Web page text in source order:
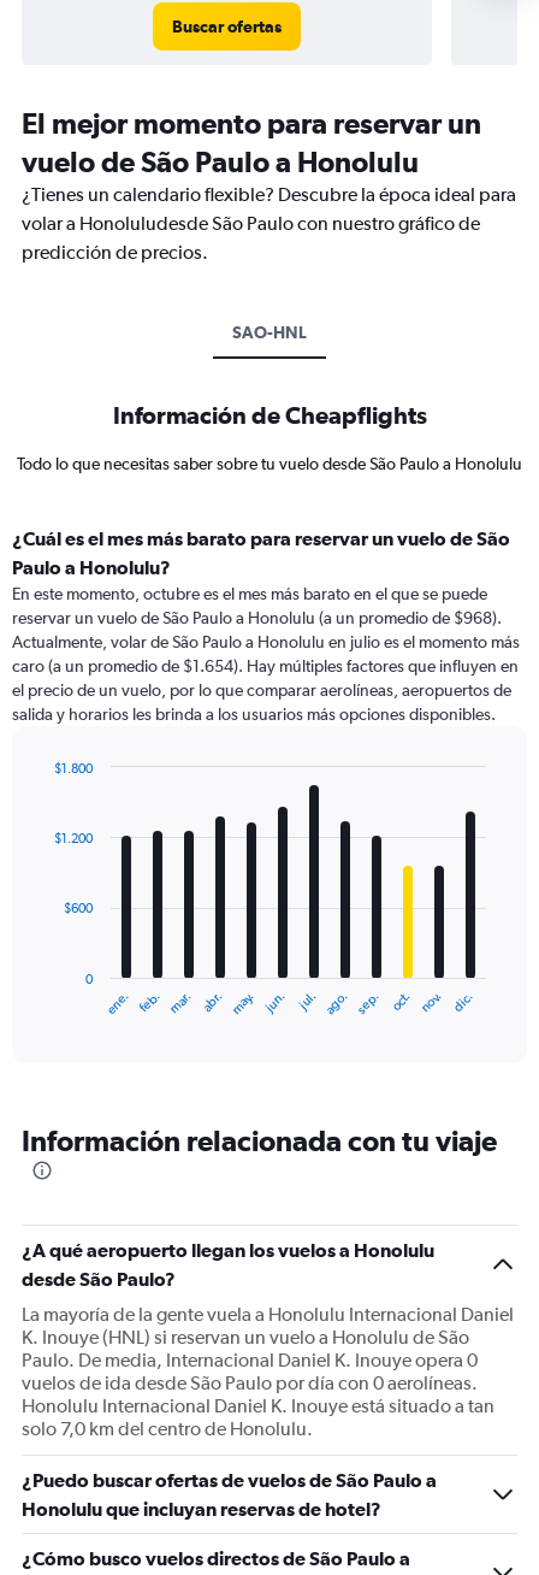
Buscar ofertas
El mejor momento para reservar un
vuelo de São Paulo a Honolulu
¿Tienes un calendario flexible? Descubre la época ideal para
volar a Honoluludesde São Paulo con nuestro gráfico de
predicción de precios.
SAO-HNL
Información de Cheapflights
Todo lo que necesitas saber sobre tu vuelo desde São Paulo a Honolulu
¿Cuál es el mes más barato para reservar un vuelo de São
Paulo a Honolulu?
En este momento, octubre es el mes más barato en el que se puede
reservar un vuelo de São Paulo a Honolulu (a un promedio de $968).
Actualmente, volar de São Paulo a Honolulu en julio es el momento más
caro (a un promedio de $1.654). Hay múltiples factores que influyen en
el precio de un vuelo, por lo que comparar aerolíneas, aeropuertos de
salida y horarios les brinda a los usuarios más opciones disponibles.
with
12
The
categories.
The
Y
axis
displaying
values.
Range:
0
to
1800.
ene. feb. mar. abr. may. jun. jul. ago. sep. oct. nov. dic.
0
$600
$1.200
$1.800
Información relacionada con tu viaje
¿A qué aeropuerto llegan los vuelos a Honolulu
desde São Paulo?
La mayoría de la gente vuela a Honolulu Internacional Daniel
K. Inouye (HNL) si reservan un vuelo a Honolulu de São
Paulo. De media, Internacional Daniel K. Inouye opera 0
vuelos de ida desde São Paulo por día con 0 aerolíneas.
Honolulu Internacional Daniel K. Inouye está situado a tan
solo 7,0 km del centro de Honolulu.
¿Puedo buscar ofertas de vuelos de São Paulo a
Honolulu que incluyan reservas de hotel?
¿Cómo busco vuelos directos de São Paulo a